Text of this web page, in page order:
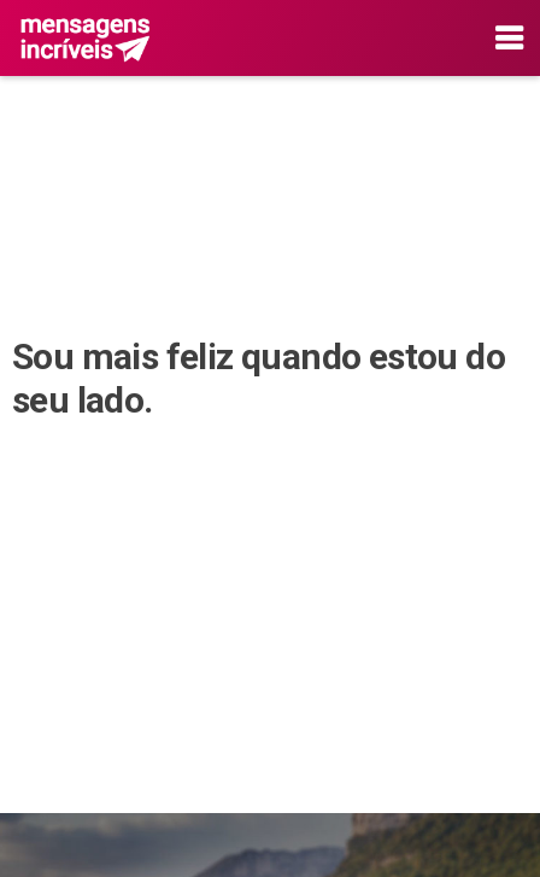
Sou mais feliz quando estou do
seu lado.